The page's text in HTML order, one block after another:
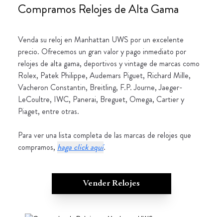
Compramos Relojes de Alta Gama
Venda su reloj en Manhattan UWS por un excelente
precio. Ofrecemos un gran valor y pago inmediato por
relojes de alta gama, deportivos y vintage de marcas como
Rolex, Patek Philippe, Audemars Piguet, Richard Mille,
Vacheron Constantin, Breitling, F.P. Journe, Jaeger-
LeCoultre, IWC, Panerai, Breguet, Omega, Cartier y
Piaget, entre otras.
Para ver una lista completa de las marcas de relojes que
compramos, haga click aquí.
Vender Relojes